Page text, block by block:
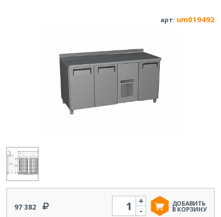
арт: um019492
97 382
Количество
-
+ ДОБАВИТЬ
В КОРЗИНУ